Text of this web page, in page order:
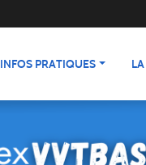
INFOS PRATIQUES